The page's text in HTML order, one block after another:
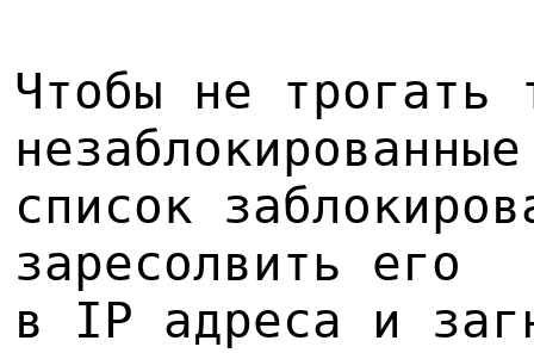
Чтобы не трогать
список
заресолвить его
в IP адреса и